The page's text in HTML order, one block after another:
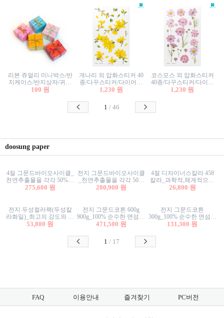
리본 쥬얼리 미니박스/반
지케이스/반지상자/귀걸
이상자/귀걸이박스/악세
100 원
개나리 외 압화스티커 40
종/다꾸스티커/다이어리
꾸미기/꽃스티커/자연물
1,230 원
코스모스 외 압화스티커
40종/다꾸스티커/다이어
리꾸미기/꽃스티커/자연
1,230 원
1 /46
doosung paper
4절 그문드바이오사이클_
천연추출물을 각각 50%이
상 함유한 친환경그래픽
275,600 원
전지 그문드바이오사이클
_천연추출물을 각각 50%
이상 함유한 친환경그래
280,900 원
4절 디자이너스칼라 458
칼라_과학적,체계적으로
분류된 200색을 갖춘 색지
26,800 원
전지 두성컬러팩(두성칼
라화일)_최고의 강도와 평
활성을 지닌 다양한 컬러
53,800 원
전지 그문드코튼 600g
900g_100% 순수한 면섬유
로 만든 친환경프리미엄
471,500 원
전지 그문드코튼
300g_100% 순수한 면섬유
로 만든 친환경프리미엄
131,300 원
1 / 17
FAQ 이용안내 즐겨찾기 PC버전